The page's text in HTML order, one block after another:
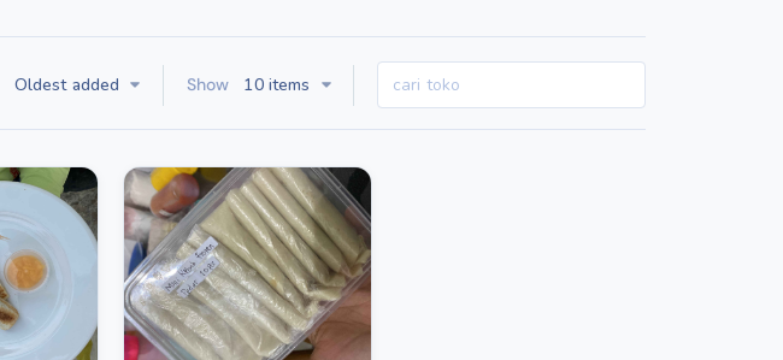
Oldest added Show 10 items